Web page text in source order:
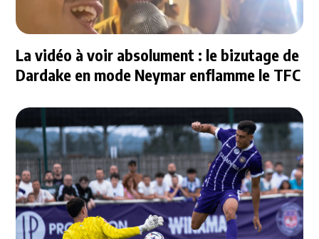
La vidéo à voir absolument : le bizutage de
Dardake en mode Neymar enflamme le TFC